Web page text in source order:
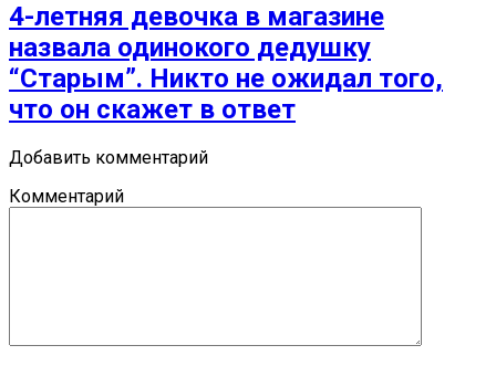
4-летняя девочка в магазине
назвала одинокого дедушку
“Старым”. Никто не ожидал того,
что он скажет в ответ
Добавить комментарий
Комментарий